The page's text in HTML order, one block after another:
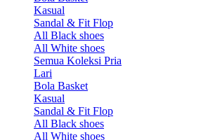
Kasual
Sandal & Fit Flop
All Black shoes
All White shoes
Semua Koleksi Pria
Lari
Bola Basket
Kasual
Sandal & Fit Flop
All Black shoes
All White shoes